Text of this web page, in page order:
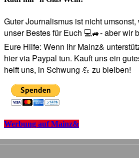
Guter Journalismus ist nicht
unser Bestes für Euch 💻🚙- aber wir
Eure Hilfe: Wenn Ihr Mainz&
hier via Paypal tun. Kauft uns ein
helft uns, in Schwung 💪 zu bleiben!
Werbung auf Mainz&